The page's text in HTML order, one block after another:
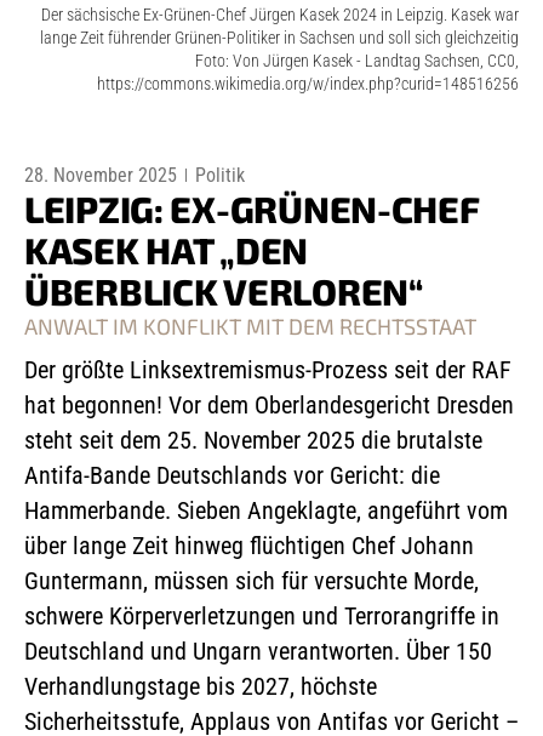
Der sächsische Ex-Grünen-Chef Jürgen Kasek 2024 in Leipzig. Kasek war
lange Zeit führender Grünen-Politiker in Sachsen und soll sich gleichzeitig
Foto: Von Jürgen Kasek - Landtag Sachsen, CC0,
https://commons.wikimedia.org/w/index.php?curid=148516256
28. November 2025 Politik
LEIPZIG: EX-GRÜNEN-CHEF
KASEK HAT „DEN
ÜBERBLICK VERLOREN“
ANWALT IM KONFLIKT MIT DEM RECHTSSTAAT
Der größte Linksextremismus-Prozess seit der RAF
hat begonnen! Vor dem Oberlandesgericht Dresden
steht seit dem 25. November 2025 die brutalste
Antifa-Bande Deutschlands vor Gericht: die
Hammerbande. Sieben Angeklagte, angeführt vom
über lange Zeit hinweg flüchtigen Chef Johann
Guntermann, müssen sich für versuchte Morde,
schwere Körperverletzungen und Terrorangriffe in
Deutschland und Ungarn verantworten. Über 150
Verhandlungstage bis 2027, höchste
Sicherheitsstufe, Applaus von Antifas vor Gericht –